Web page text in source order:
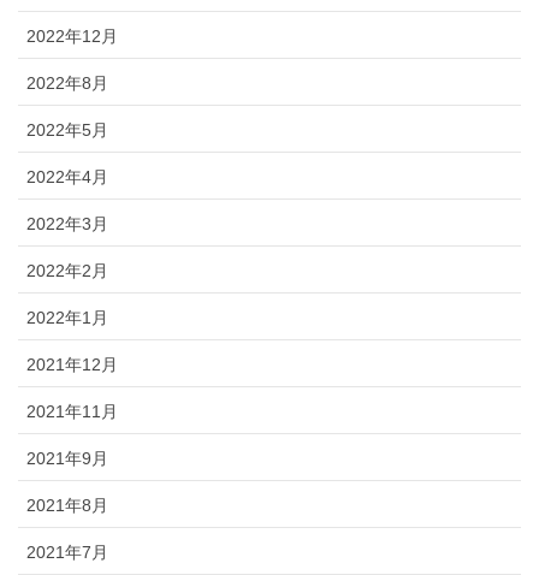
2022年12月
2022年8月
2022年5月
2022年4月
2022年3月
2022年2月
2022年1月
2021年12月
2021年11月
2021年9月
2021年8月
2021年7月